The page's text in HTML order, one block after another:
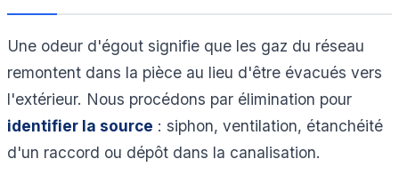
Une odeur d'égout signifie que les gaz du réseau
remontent dans la pièce au lieu d'être évacués vers
l'extérieur. Nous procédons par élimination pour
identifier la source : siphon, ventilation, étanchéité
d'un raccord ou dépôt dans la canalisation.